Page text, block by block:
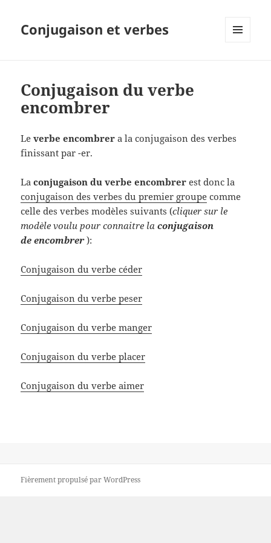
Conjugaison et verbes
Conjugaison du verbe
encombrer
Leverbe encombrer a la conjugaison des verbes
finissant par -er.
Laconjugaison du verbe encombrer est donc la
conjugaison des verbes du premier groupe comme
celle des verbes modèles suivants (cliquer sur le
modèle voulu pour connaitre laconjugaison
de encombrer):
Conjugaison du verbe céder
Conjugaison du verbe peser
Conjugaison du verbe manger
Conjugaison du verbe placer
Conjugaison du verbe aimer
Fièrement propulsé par WordPress